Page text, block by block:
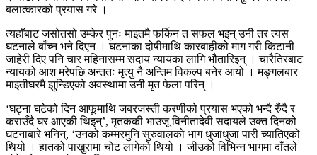
बलात्कारको प्रयास गरे ।
त्यहाँबाट जसोतसो उम्केर पुनः माइतमै फर्किन त सफल भइन् उनी तर त्यस
घटनाले बाँच्न भने दिएन । घटनाका दोषीमाथि कारबाहीको माग गरी किटानी
जाहेरी दिए पनि चार महिनासम्म सदाय न्यायका लागि भौतारिइन् । चारैतिरबाट
न्यायको आश मरेपछि अन्ततः मृत्यु नै अन्तिम विकल्प बनेर आयो । मङ्गलबार
माइतीघरमै झुन्डिएको अवस्थामा उनी मृत फेला परिन् ।
‘घट्ना घटेको दिन आफूमाथि जबरजस्ती करणीको प्रयास भएको भन्दै रुँदै र
कराउँदै घर आएकी थिइन्’, मृतककी भाउजू विनीतादेवी सदायले उक्त दिनको
घटनाबारे भनिन्, ‘उनको कम्मरमुनि सुरुवालको भाग धुजाधुजा पारी च्यातिएको
थियो । हातको पाखुरामा चोट लागेको थियो । जीउको विभिन्न भागमा दाँतले